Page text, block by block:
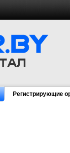
Регистрирующие